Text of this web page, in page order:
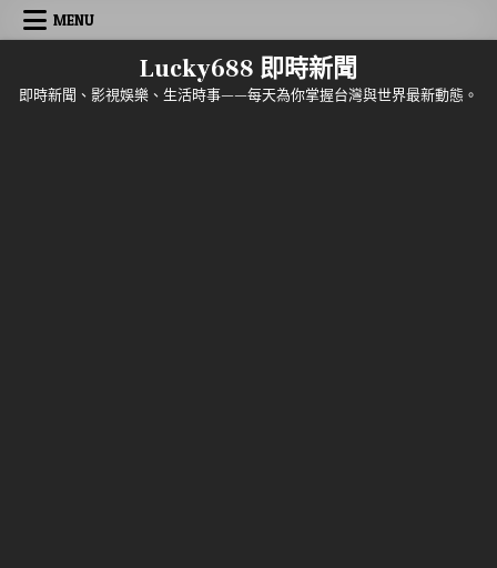
Skip to content
MENU
Lucky688 即時新聞
即時新聞、影視娛樂、生活時事——每天為你掌握台灣與世界最新動態。